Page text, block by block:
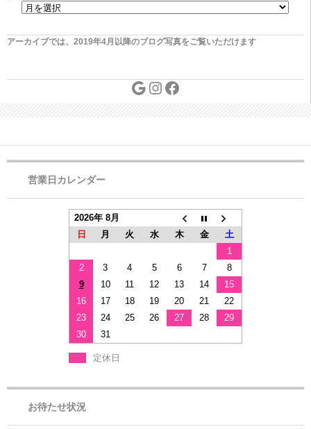
アーカイブでは、2019年4月以降のブログ写真をご覧いただけます
営業日カレンダー
2026年 8月
日
月 火 水 木 金
土
1
2
3 4 5 6 7
8
9
10 11 12 13 14
15
16
17 18 19 20 21
22
23
24 25 26 27 28
29
30
31
定休日
お待たせ状況